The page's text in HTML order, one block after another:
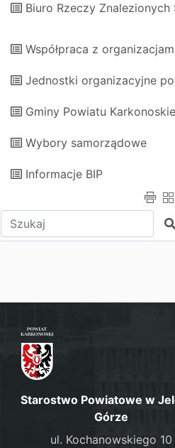
Biuro Rzeczy
Współpraca z
Jednostki organizacyjne
Gminy Powiatu
Wybory samorządowe
Informacje BIP
Wpisz tekst do wyszukania
Starostwo Powiatowe w
Górze
ul. Kochanowskiego 10